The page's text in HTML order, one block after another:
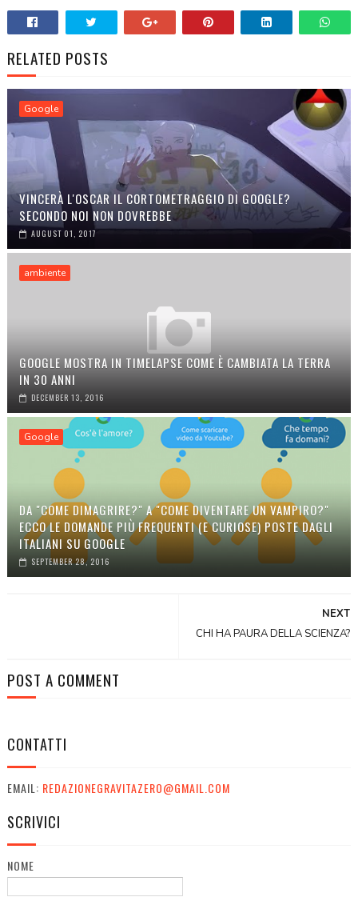
RELATED POSTS
Google
VINCERÀ L'OSCAR IL CORTOMETRAGGIO DI GOOGLE?
SECONDO NOI NON DOVREBBE
AUGUST 01, 2017
ambiente
GOOGLE MOSTRA IN TIMELAPSE COME È CAMBIATA LA TERRA
IN 30 ANNI
DECEMBER 13, 2016
Google
DA "COME DIMAGRIRE?" A "COME DIVENTARE UN VAMPIRO?"
ECCO LE DOMANDE PIÙ FREQUENTI (E CURIOSE) POSTE DAGLI
ITALIANI SU GOOGLE
SEPTEMBER 28, 2016
NEXT
CHI HA PAURA DELLA SCIENZA?
POST A COMMENT
CONTATTI
EMAIL: REDAZIONEGRAVITAZERO@GMAIL.COM
SCRIVICI
NOME